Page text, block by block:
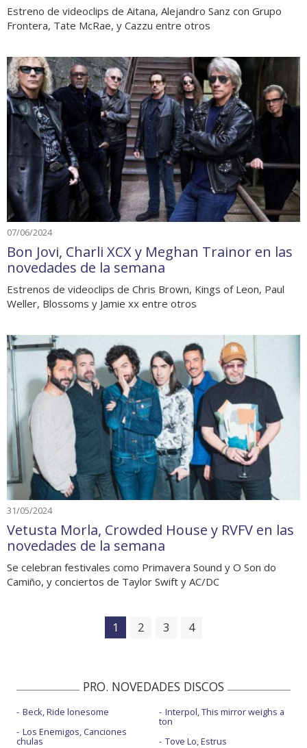
Estreno de videoclips de Aitana, Alejandro Sanz con Grupo
Frontera, Tate McRae, y Cazzu entre otros
07/06/2024
Bon Jovi, Charli XCX y Meghan Trainor en las
novedades de la semana
Estrenos de videoclips de Chris Brown, Kings of Leon, Paul
Weller, Blossoms y Jamie xx entre otros
31/05/2024
Vetusta Morla, Crowded House y RVFV en las
novedades de la semana
Se celebran festivales como Primavera Sound y O Son do
Camiño, y conciertos de Taylor Swift y AC/DC
1 2 3 4
PRO. NOVEDADES DISCOS
Beck, Ride lonesome
Los Enemigos, Canciones
chulas
Interpol, This mirror weighs a
ton
Tove Lo, Estrus